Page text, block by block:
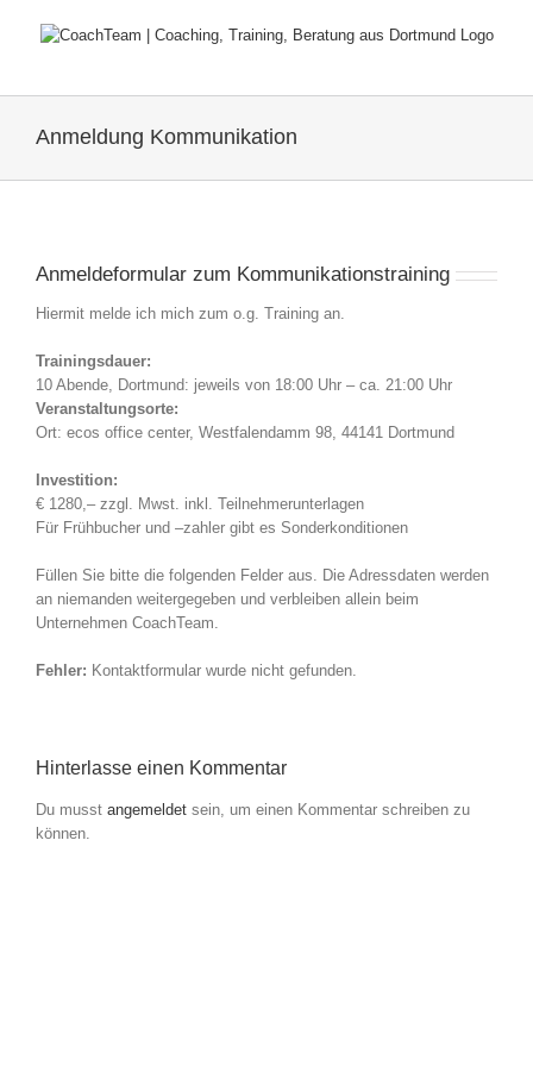
Anmeldung Kommunikation
Anmeldeformular zum Kommunikationstraining
Hiermit melde ich mich zum o.g. Training an.
Trainingsdauer:
10 Abende, Dortmund: jeweils von 18:00 Uhr – ca. 21:00 Uhr
Veranstaltungsorte:
Ort: ecos office center, Westfalendamm 98, 44141 Dortmund
Investition:
€ 1280,– zzgl. Mwst. inkl. Teilnehmerunterlagen
Für Frühbucher und –zahler gibt es Sonderkonditionen
Füllen Sie bitte die folgenden Felder aus. Die Adressdaten werden
an niemanden weitergegeben und verbleiben allein beim
Unternehmen CoachTeam.
Fehler: Kontaktformular wurde nicht gefunden.
Hinterlasse einen Kommentar
Du musst angemeldet sein, um einen Kommentar schreiben zu
können.